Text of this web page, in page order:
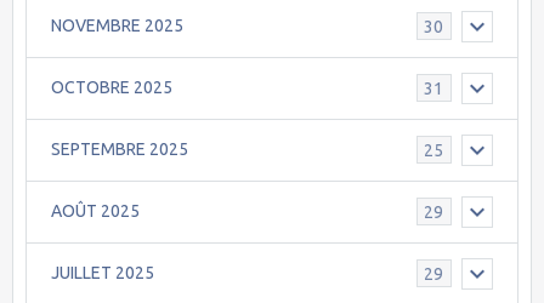
NOVEMBRE 2025 30
OCTOBRE 2025 31
SEPTEMBRE 2025 25
AOÛT 2025 29
JUILLET 2025 29